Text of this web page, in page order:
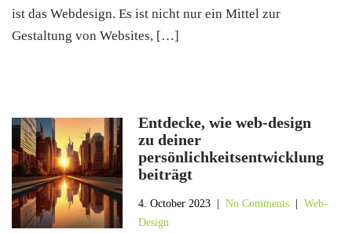
ist das Webdesign. Es ist nicht nur ein Mittel zur
Gestaltung von Websites, […]
Entdecke, wie web-design
zu deiner
persönlichkeitsentwicklung
beiträgt
4. October 2023 |No Comments |Web-
Design